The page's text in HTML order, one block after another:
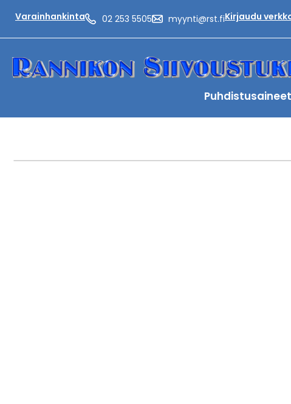
Varainhankinta 02 253 5505 myynti@rst.fiKirjaudu
Puhdistusaineet